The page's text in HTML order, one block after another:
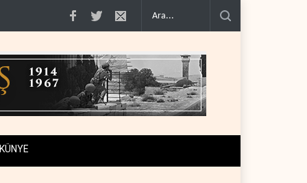
varan g�.. Demokratlar Trump için azil süreci yerine soruşturma haz�..
KÜNYE